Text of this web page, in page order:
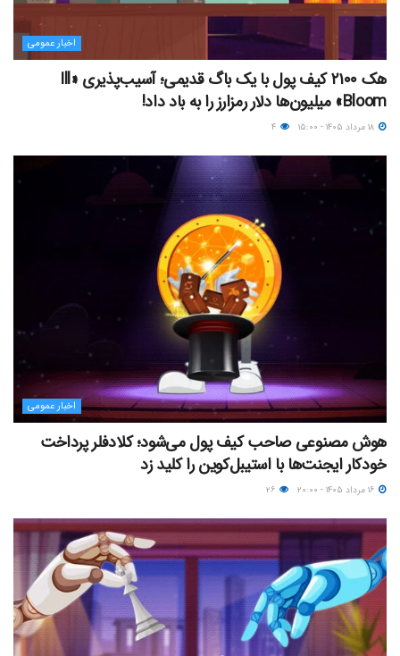
اخبار عمومی
هک ۲۱۰۰ کیف پول با یک باگ قدیمی؛ آسیب‌پذیری «Ill
Bloom» میلیون‌ها دلار رمزارز را به باد داد!
اخبار عمومی
هوش مصنوعی صاحب کیف پول می‌شود؛ کلادفلر پرداخت
خودکار ایجنت‌ها با استیبل‌کوین را کلید زد